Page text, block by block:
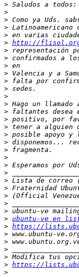
>
>
>
>
>
> http://
>
>
>
>
>
>
>
>
>
>
>
>
>
>
>
>
>
>
>
>
>
>
> ubuntu-ve en
> https://
> www.ubuntu-
>
>
>
> https://
>